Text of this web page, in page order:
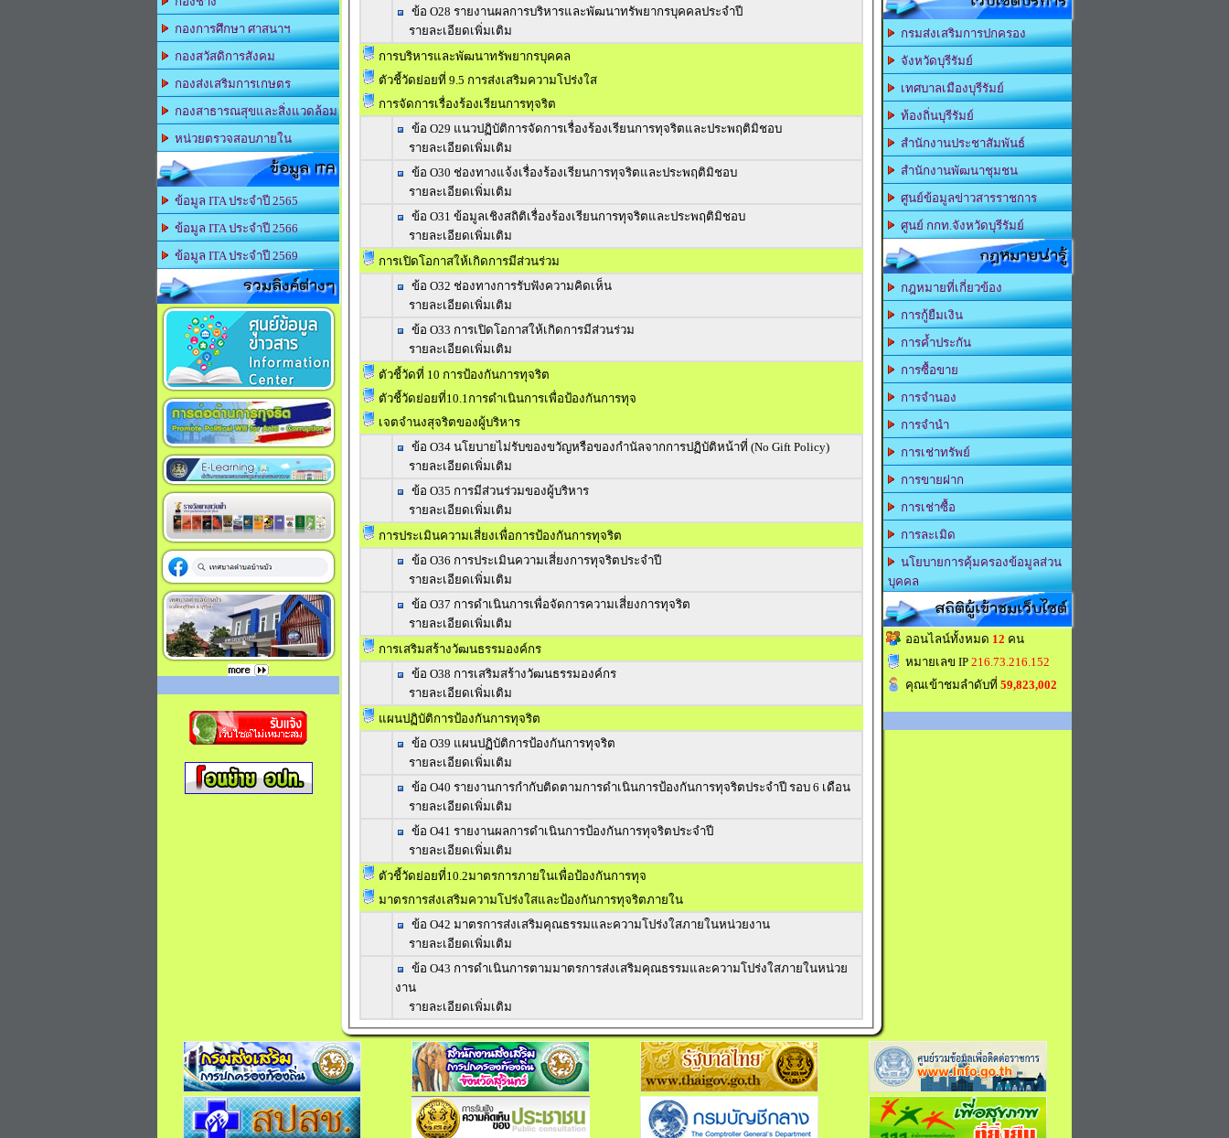
กองการศึกษา ศาสนาฯ
กองสวัสดิการสังคม
กองส่งเสริมการเกษตร
กองสาธารณสุขและสิ่งแวดล้อม
หน่วยตรวจสอบภายใน
ข้อมูล ITA
ข้อมูล ITA ประจำปี 2565
ข้อมูล ITA ประจำปี 2566
ข้อมูล ITA ประจำปี 2569
รวมลิงค์ต่างๆ
ข้อ O28 รายงานผลการบริหารและพัฒนาทรัพยากรบุคคลประจำปี
รายละเอียดเพิ่มเติม
การบริหารและพัฒนาทรัพยากรบุคคล
ตัวชี้วัดย่อยที่ 9.5 การส่งเสริมความโปร่งใส
การจัดการเรื่องร้องเรียนการทุจริต
ข้อ O29 แนวปฏิบัติการจัดการเรื่องร้องเรียนการทุจริตและประพฤติมิชอบ
รายละเอียดเพิ่มเติม
ข้อ O30 ช่องทางแจ้งเรื่องร้องเรียนการทุจริตและประพฤติมิชอบ
รายละเอียดเพิ่มเติม
ข้อ O31 ข้อมูลเชิงสถิติเรื่องร้องเรียนการทุจริตและประพฤติมิชอบ
รายละเอียดเพิ่มเติม
การเปิดโอกาสให้เกิดการมีส่วนร่วม
ข้อ O32 ช่องทางการรับฟังความคิดเห็น
รายละเอียดเพิ่มเติม
ข้อ O33 การเปิดโอกาสให้เกิดการมีส่วนร่วม
รายละเอียดเพิ่มเติม
ตัวชี้วัดที่ 10 การป้องกันการทุจริต
ตัวชี้วัดย่อยที่10.1การดำเนินการเพื่อป้องกันการทุจ
เจตจำนงสุจริตของผู้บริหาร
ข้อ O34 นโยบายไม่รับของขวัญหรือของกำนัลจากการปฏิบัติหน้าที่ (No Gift Policy)
รายละเอียดเพิ่มเติม
ข้อ O35 การมีส่วนร่วมของผู้บริหาร
รายละเอียดเพิ่มเติม
การประเมินความเสี่ยงเพื่อการป้องกันการทุจริต
ข้อ O36 การประเมินความเสี่ยงการทุจริตประจำปี
รายละเอียดเพิ่มเติม
ข้อ O37 การดำเนินการเพื่อจัดการความเสี่ยงการทุจริต
รายละเอียดเพิ่มเติม
การเสริมสร้างวัฒนธรรมองค์กร
ข้อ O38 การเสริมสร้างวัฒนธรรมองค์กร
รายละเอียดเพิ่มเติม
แผนปฏิบัติการป้องกันการทุจริต
ข้อ O39 แผนปฏิบัติการป้องกันการทุจริต
รายละเอียดเพิ่มเติม
ข้อ O40 รายงานการกำกับติดตามการดำเนินการป้องกันการทุจริตประจำปี รอบ 6 เดือน
รายละเอียดเพิ่มเติม
ข้อ O41 รายงานผลการดำเนินการป้องกันการทุจริตประจำปี
รายละเอียดเพิ่มเติม
ตัวชี้วัดย่อยที่10.2มาตรการภายในเพื่อป้องกันการทุจ
มาตรการส่งเสริมความโปร่งใสและป้องกันการทุจริตภายใน
ข้อ O42 มาตรการส่งเสริมคุณธรรมและความโปร่งใสภายในหน่วยงาน
รายละเอียดเพิ่มเติม
งาน
รายละเอียดเพิ่มเติม
กรมส่งเสริมการปกครอง
จังหวัดบุรีรัมย์
เทศบาลเมืองบุรีรัมย์
ท้องถิ่นบุรีรัมย์
สำนักงานประชาสัมพันธ์
สำนักงานพัฒนาชุมชน
ศูนย์ข้อมูลข่าวสารราชการ
ศูนย์ กกท.จังหวัดบุรีรัมย์
กฎหมายน่ารู้
กฎหมายที่เกี่ยวข้อง
การกู้ยืมเงิน
การค้ำประกัน
การซื้อขาย
การจำนอง
การจำนำ
การเช่าทรัพย์
การขายฝาก
การเช่าซื้อ
การละเมิด
นโยบายการคุ้มครองข้อมูลส่วน
บุคคล
สถิติผู้เข้าชมเว็บไซต์
ออนไลน์ทั้งหมด 12 คน
หมายเลข IP 216.73.216.152
คุณเข้าชมลำดับที่ 59,823,002